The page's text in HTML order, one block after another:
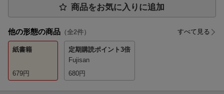
商品をお気に入りに追加
他の形態の商品 （全2件） すべて見る
紙書籍
679円
定期購読ポイント3倍
Fujisan
680円